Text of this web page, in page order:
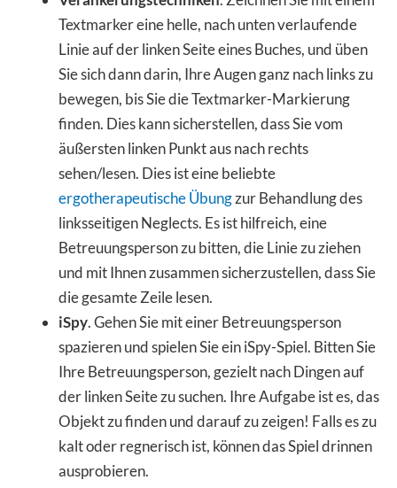
Textmarker eine helle, nach unten verlaufende
Linie auf der linken Seite eines Buches, und üben
Sie sich dann darin, Ihre Augen ganz nach links zu
bewegen, bis Sie die Textmarker-Markierung
finden. Dies kann sicherstellen, dass Sie vom
äußersten linken Punkt aus nach rechts
sehen/lesen. Dies ist eine beliebte
ergotherapeutische Übungzur Behandlung des
linksseitigen Neglects. Es ist hilfreich, eine
Betreuungsperson zu bitten, die Linie zu ziehen
und mit Ihnen zusammen sicherzustellen, dass Sie
die gesamte Zeile lesen.
iSpy. Gehen Sie mit einer Betreuungsperson
spazieren und spielen Sie ein iSpy-Spiel. Bitten Sie
Ihre Betreuungsperson, gezielt nach Dingen auf
der linken Seite zu suchen. Ihre Aufgabe ist es, das
Objekt zu finden und darauf zu zeigen! Falls es zu
kalt oder regnerisch ist, können das Spiel drinnen
ausprobieren.